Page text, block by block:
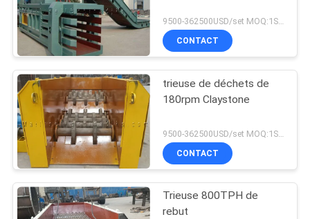
9500-362500USD/set MOQ:1SET
CONTACT
trieuse de déchets de
180rpm Claystone
9500-362500USD/set MOQ:1SET
CONTACT
Trieuse 800TPH de
rebut